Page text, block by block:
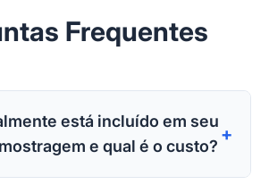
Frequentes
está incluído em seu
e qual é o custo?
+